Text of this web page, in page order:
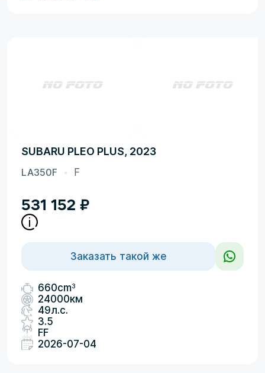
SUBARU PLEO PLUS, 2023
LA350F F
531 152 ₽
Заказать такой же
660cm3
24000км
49л.с.
3.5
FF
2026-07-04